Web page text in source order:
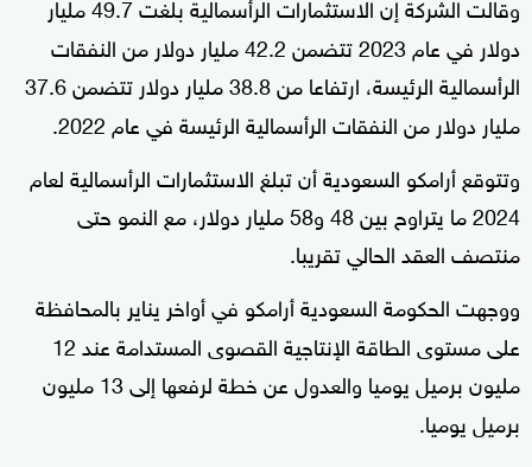
وقالت الشركة إن الاستثمارات الرأسمالية بلغت 49.7 مليار
دولار في عام 2023 تتضمن 42.2 مليار دولار من النفقات
الرأسمالية الرئيسة، ارتفاعا من 38.8 مليار دولار تتضمن 37.6
مليار دولار من النفقات الرأسمالية الرئيسة في عام 2022.
وتتوقع أرامكو السعودية أن تبلغ الاستثمارات الرأسمالية لعام
2024 ما يتراوح بين 48 و58 مليار دولار، مع النمو حتى
منتصف العقد الحالي تقريبا.
ووجهت الحكومة السعودية أرامكو في أواخر يناير بالمحافظة
على مستوى الطاقة الإنتاجية القصوى المستدامة عند 12
مليون برميل يوميا والعدول عن خطة لرفعها إلى 13 مليون
برميل يوميا.